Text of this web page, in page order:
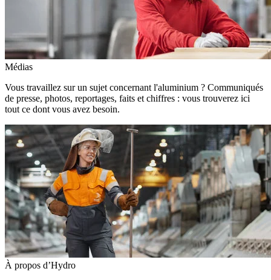
Médias
Vous travaillez sur un sujet concernant l'aluminium ? Communiqués
de presse, photos, reportages, faits et chiffres : vous trouverez ici
tout ce dont vous avez besoin.
À propos d’Hydro